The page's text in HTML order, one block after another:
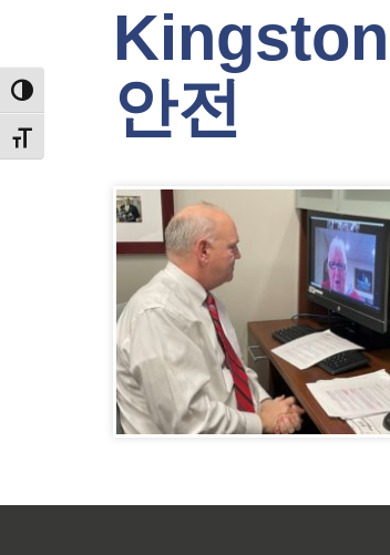
TOGGLE HIGH CONTRAST
TOGGLE FONT SIZE안전